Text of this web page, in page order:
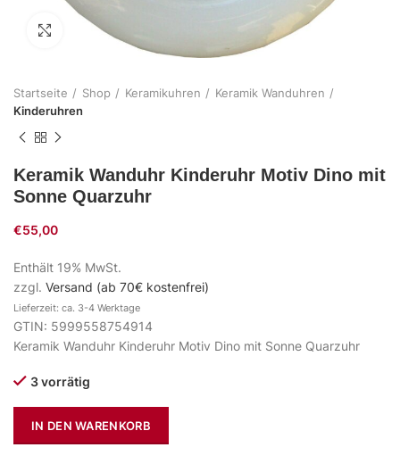
Zum Vergrößern klicken
Startseite Shop Keramikuhren
Keramik Wanduhren
Kinderuhren
Keramik Wanduhr Kinderuhr Motiv Dino mit
Sonne Quarzuhr
€55,00
Enthält 19% MwSt.
zzgl. Versand (ab 70€ kostenfrei)
Lieferzeit: ca. 3-4 Werktage
GTIN: 5999558754914
Keramik Wanduhr Kinderuhr Motiv Dino mit Sonne Quarzuhr
3 vorrätig
IN DEN WARENKORB